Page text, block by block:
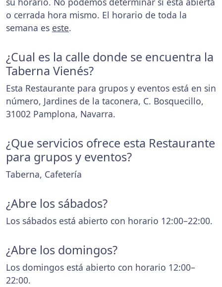
o cerrada hora mismo. El horario de toda la
semana es este.
¿Cual es la calle donde se encuentra la
Taberna Vienés?
Esta Restaurante para grupos y eventos está en sin
número, Jardines de la taconera, C. Bosquecillo,
31002 Pamplona, Navarra.
¿Que servicios ofrece esta Restaurante
para grupos y eventos?
Taberna, Cafetería
¿Abre los sábados?
Los sábados está abierto con horario 12:00–22:00.
¿Abre los domingos?
Los domingos está abierto con horario 12:00–
22:00.